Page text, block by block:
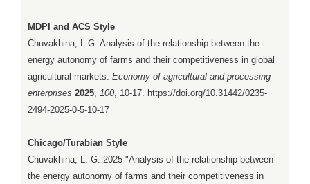
MDPI and ACS Style
Chuvakhina, L.G. Analysis of the relationship between the
energy autonomy of farms and their competitiveness in global
agricultural markets. Economy of agricultural and processing
enterprises 2025, 100, 10-17. https://doi.org/10.31442/0235-
2494-2025-0-5-10-17
Chicago/Turabian Style
Chuvakhina, L. G. 2025 "Analysis of the relationship between
the energy autonomy of farms and their competitiveness in